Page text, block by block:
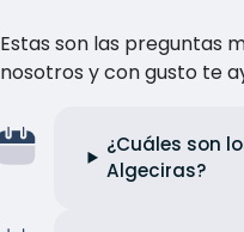
Estas son las preguntas
nosotros y con gusto te
¿Cuáles son
Algeciras?